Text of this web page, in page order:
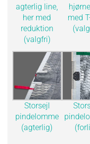
agterlig line,
her med
reduktion
(valgfri)
med
Storsejl
pindelomme
(agterlig)